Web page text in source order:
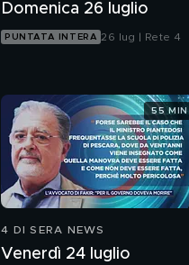
Domenica 26 luglio
PUNTATA INTERA 26 lug | Rete 4
4 DI SERA NEWS
Venerdì 24 luglio
55 MIN